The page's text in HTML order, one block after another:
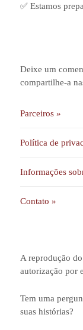
✅ Estamos
Deixe um
compartilhe-a
Parceiros »
Política de
Informações
Contato »
A reprodução
autorização por
Tem uma
suas histórias?